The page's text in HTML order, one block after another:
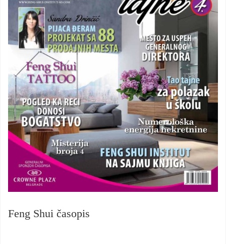
Feng Shui časopis